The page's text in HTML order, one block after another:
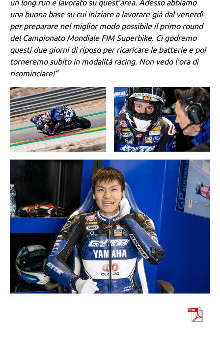
un long run e lavorato su quest’area. Adesso abbiamo
una buona base su cui iniziare a lavorare già dal venerdì
per preparare nel miglior modo possibile il primo round
del Campionato Mondiale FIM Superbike. Ci godremo
questi due giorni di riposo per ricaricare le batterie e poi
torneremo subito in modalità racing. Non vedo l’ora di
ricominciare!”